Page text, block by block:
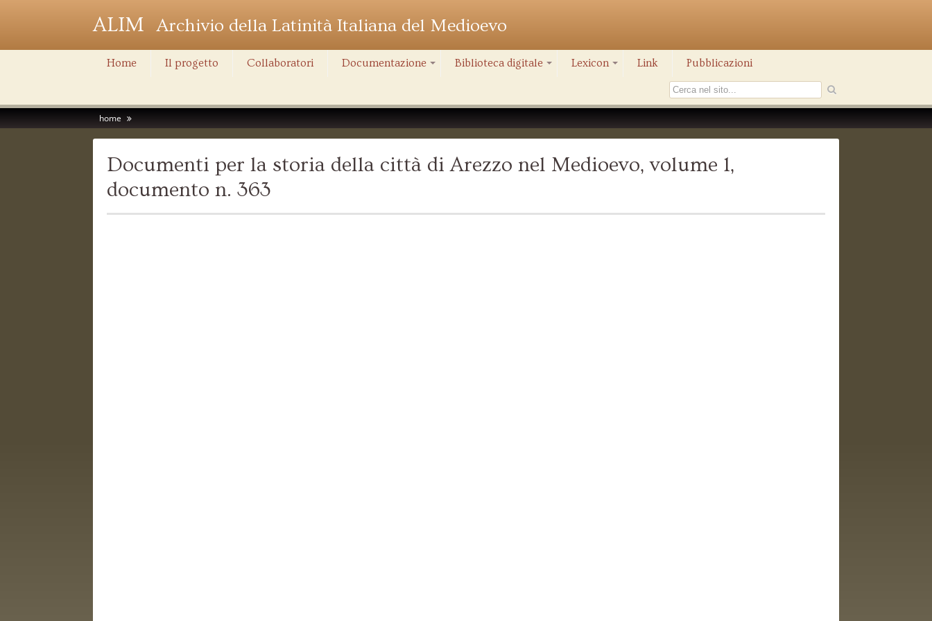
ALIM Archivio della Latinità Italiana del Medioevo
Home Il progetto Collaboratori Documentazione Biblioteca digitale Lexicon Link Pubblicazioni
home
Documenti per la storia della città di Arezzo nel Medioevo, volume 1,
documento n. 363